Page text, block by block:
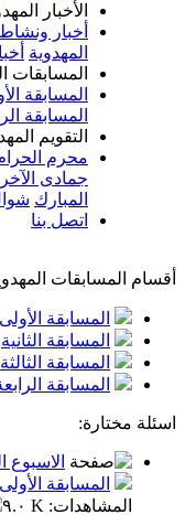
الأخبار
أخبار
المهدوية
المسابقات
المسابقة
المسابقة
التقويم
محرم
جمادى
المبارك
اتصل بنا
أقسام المسابقات
المسابقة الأولى
المسابقة الثانية
المسابقة الثالثة
المسابقة
اسئلة مختارة:
الاسبوع
المسابقة الأولى
المشاهدات: ٩.٠ K